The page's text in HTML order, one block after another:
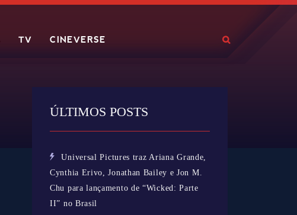
TV CINEVERSE
ÚLTIMOS POSTS
Universal Pictures traz Ariana Grande,
Cynthia Erivo, Jonathan Bailey e Jon M.
Chu para lançamento de “Wicked: Parte
II” no Brasil